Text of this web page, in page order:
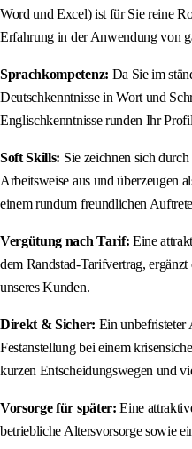
Word und Excel) ist für Sie reine
Erfahrung in der Anwendung von
Sprachkompetenz: Da Sie im
Deutschkenntnisse in Wort und
Englischkenntnisse runden Ihr
Soft Skills: Sie zeichnen sich
Arbeitsweise aus und überzeugen
einem rundum freundlichen
Vergütung nach Tarif: Eine
dem Randstad-Tarifvertrag,
unseres Kunden.
Direkt & Sicher: Ein unbefristeter
Festanstellung bei einem
kurzen Entscheidungswegen und
Vorsorge für später: Eine
betriebliche Altersvorsorge sowie